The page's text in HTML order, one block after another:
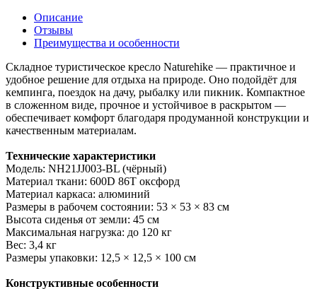
Описание
Отзывы
Преимущества и особенности
Складное туристическое кресло Naturehike — практичное и
удобное решение для отдыха на природе. Оно подойдёт для
кемпинга, поездок на дачу, рыбалку или пикник. Компактное
в сложенном виде, прочное и устойчивое в раскрытом —
обеспечивает комфорт благодаря продуманной конструкции и
качественным материалам.
Технические характеристики
Модель: NH21JJ003-BL (чёрный)
Материал ткани: 600D 86T оксфорд
Материал каркаса: алюминий
Размеры в рабочем состоянии: 53 × 53 × 83 см
Высота сиденья от земли: 45 см
Максимальная нагрузка: до 120 кг
Вес: 3,4 кг
Размеры упаковки: 12,5 × 12,5 × 100 см
Конструктивные особенности